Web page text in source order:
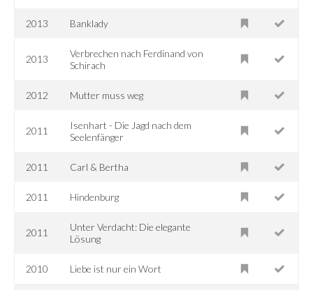
2013 Banklady
2013
Verbrechen nach Ferdinand von
Schirach
2012 Mutter muss weg
2011
Isenhart - Die Jagd nach dem
Seelenfänger
2011 Carl & Bertha
2011 Hindenburg
2011
Unter Verdacht: Die elegante
Lösung
2010 Liebe ist nur ein Wort